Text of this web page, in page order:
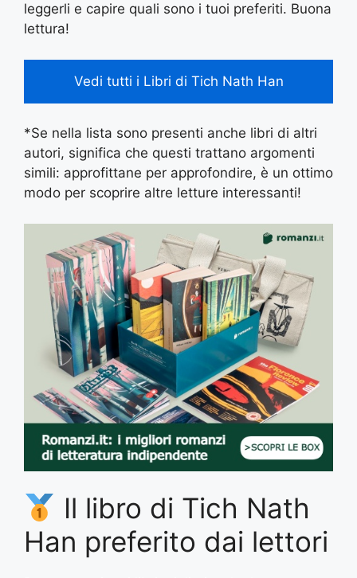
leggerli e capire quali sono i tuoi preferiti. Buona
lettura!
Vedi tutti i Libri di Tich Nath Han
*Se nella lista sono presenti anche libri di altri
autori, significa che questi trattano argomenti
simili: approfittane per approfondire, è un ottimo
modo per scoprire altre letture interessanti!
Il libro di Tich Nath
Han preferito dai lettori